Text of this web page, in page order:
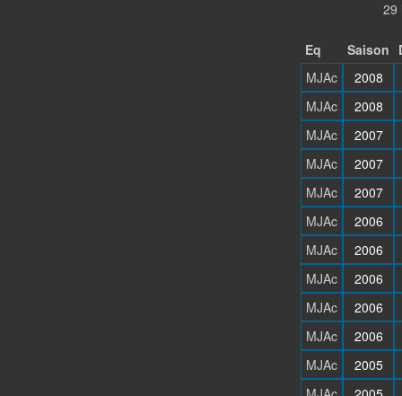
29
Eq Saison
MJAc
2008
MJAc
2008
MJAc
2007
MJAc
2007
MJAc
2007
MJAc
2006
MJAc
2006
MJAc
2006
MJAc
2006
MJAc
2006
MJAc
2005